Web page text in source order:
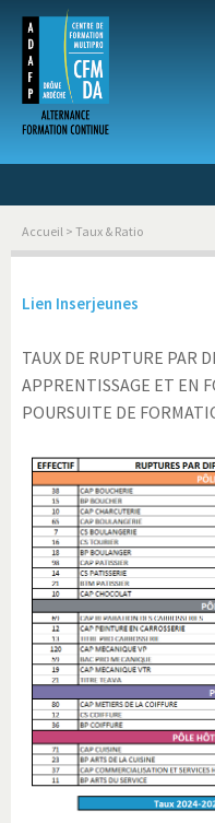
Accueil > Taux & Ratio
Lien Inserjeunes
TAUX DE RUPTURE PAR
APPRENTISSAGE ET EN
POURSUITE DE